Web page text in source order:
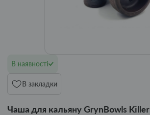
В наявності
В закладки
Чаша для кальяну GrynBowls Killer